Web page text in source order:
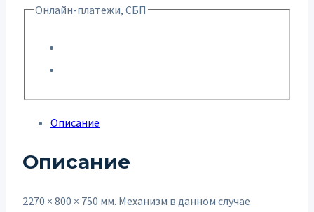
Онлайн-платежи, СБП
Описание
Описание
2270 × 800 × 750 мм. Механизм в данном случае